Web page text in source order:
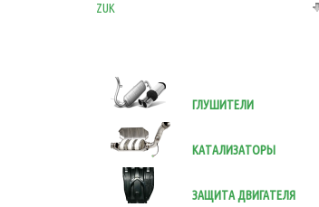
ZUK
ГЛУШИТЕЛИ
КАТАЛИЗАТОРЫ
ЗАЩИТА ДВИГАТЕЛЯ